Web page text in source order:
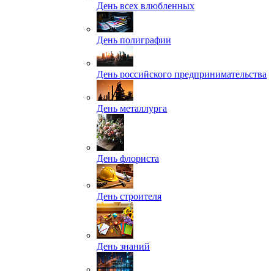
День всех влюбленных
День полиграфии
День российского предпринимательства
День металлурга
День флориста
День строителя
День знаний